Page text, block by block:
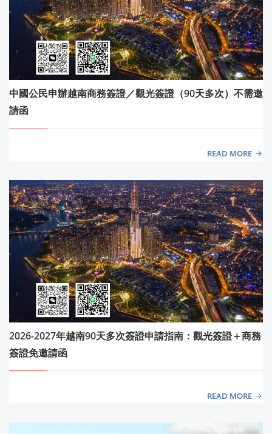
中國公民申辦越南商務簽證／觀光簽證（90天多次）不需邀
請函
READ MORE
2026-2027年越南90天多次簽證申請指南：觀光簽證＋商務
簽證免邀請函
READ MORE